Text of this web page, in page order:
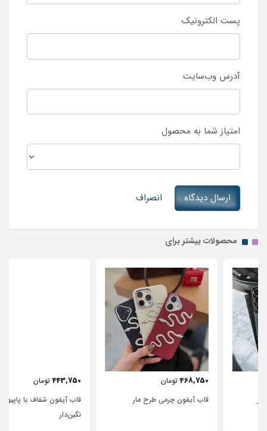
پست الکترونیک
آدرس وب‌سایت
امتیاز شما به محصول
ارسال دیدگاه انصراف
محصولات بیشتر برای
تومان
قاب آیفون چرمی طرح مار
تومان
قاب آیفون شفاف با پاپیون سفید و